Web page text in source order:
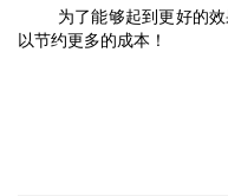
为了能够起到更好的效
以节约更多的成本！